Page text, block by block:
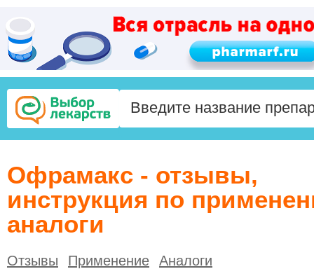
Офрамакс - отзывы,
инструкция по
аналоги
Отзывы Применение Аналоги